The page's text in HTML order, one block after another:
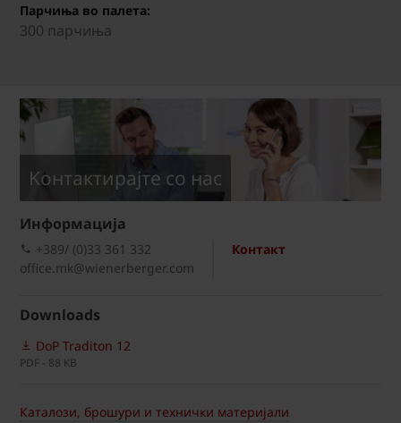
Парчиња во палета:
300 парчиња
Kонтактирајте со нас
Информациja
Контакт
+389/ (0)33 361 332
office.mk@wienerberger.com
Downloads
DoP Traditon 12
PDF - 88 KB
Каталози, брошури и технички материјали